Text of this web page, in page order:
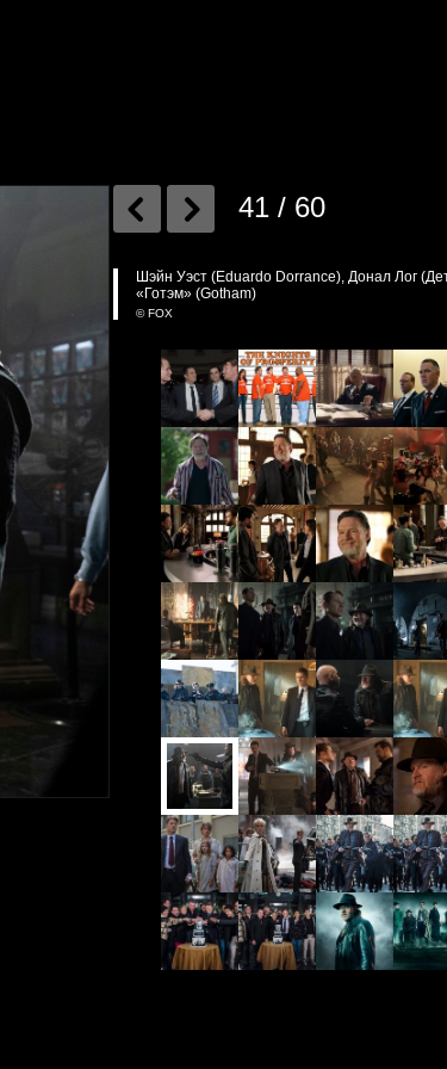
41 / 60
Шэйн Уэст (Eduardo Dorrance), Донал Лог
«Готэм» (Gotham)
© FOX